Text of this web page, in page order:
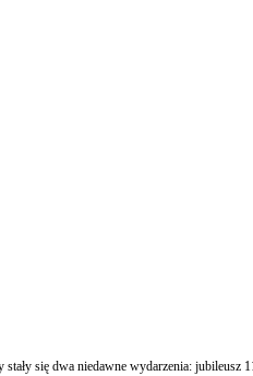
się dwa niedawne wydarzenia: